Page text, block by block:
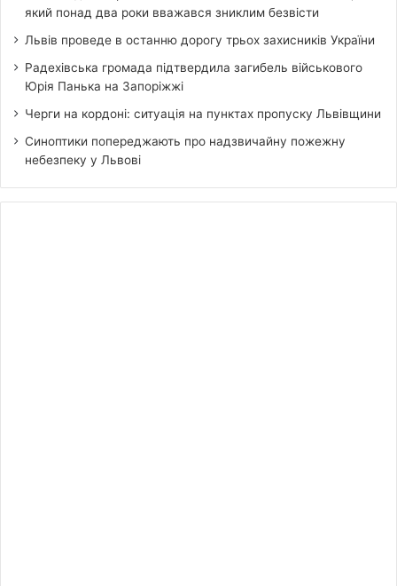
який понад два роки вважався зниклим безвісти
Львів проведе в останню дорогу трьох захисників України
Радехівська громада підтвердила загибель військового
Юрія Панька на Запоріжжі
Черги на кордоні: ситуація на пунктах пропуску Львівщини
Синоптики попереджають про надзвичайну пожежну
небезпеку у Львові